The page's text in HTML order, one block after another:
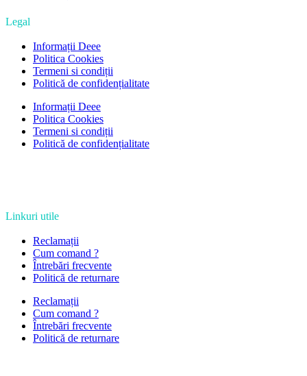
Legal
Informații Deee
Politica Cookies
Termeni si condiții
Politică de confidențialitate
Informații Deee
Politica Cookies
Termeni si condiții
Politică de confidențialitate
Linkuri utile
Reclamații
Cum comand ?
Întrebări frecvente
Politică de returnare
Reclamații
Cum comand ?
Întrebări frecvente
Politică de returnare